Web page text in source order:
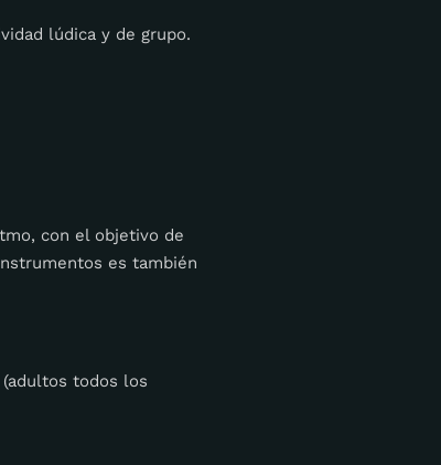
lúdica y de grupo.
con el objetivo de
es también
todos los